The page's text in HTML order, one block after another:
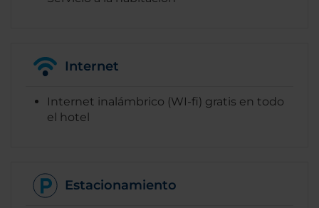
Internet
Internet inalámbrico (WI-fi) gratis en todo
el hotel
Estacionamiento